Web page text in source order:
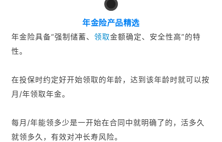
年金险产品精选
年金险具备“强制储蓄、 领取金额确定、安全性高”的特
性。
在投保时约定好开始领取的年龄，达到该年龄时就可以按
月/年领取年金。
每月/年能领多少是一开始在合同中就明确了的，活多久
就领多久，有效对冲长寿风险。